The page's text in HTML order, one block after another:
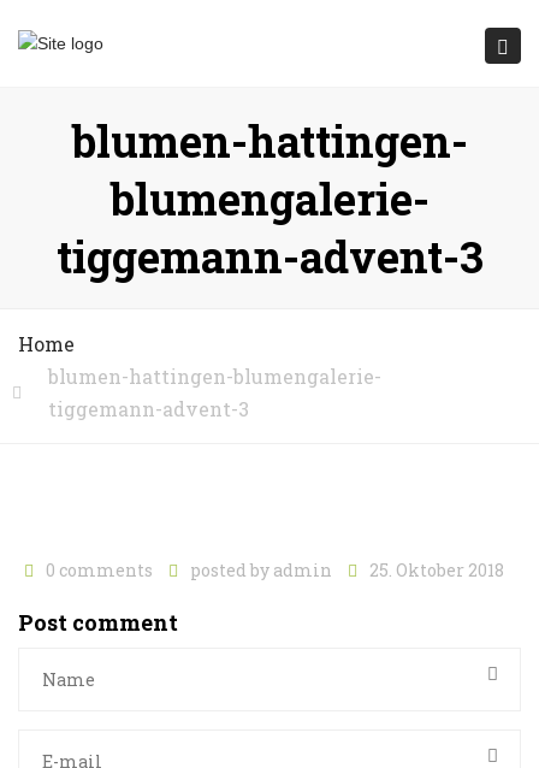
Submit
blumen-hattingen-
blumengalerie-
tiggemann-advent-3
Home
blumen-hattingen-blumengalerie-
tiggemann-advent-3
0 comments posted by admin 25. Oktober 2018
Post comment